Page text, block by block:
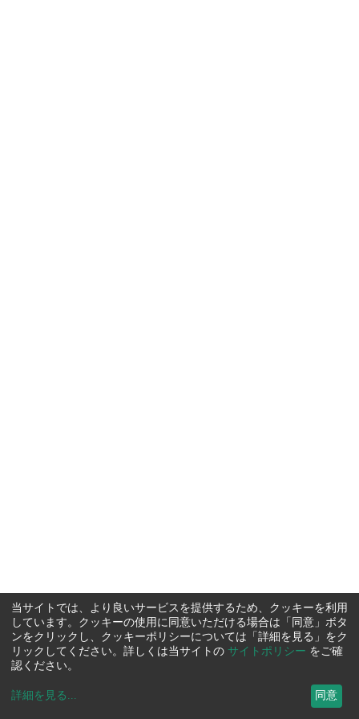
当サイトでは、より良いサービスを提供するため、クッキーを利用
しています。クッキーの使用に同意いただける場合は「同意」ボタ
ンをクリックし、クッキーポリシーについては「詳細を見る」をク
リックしてください。詳しくは当サイトの サイトポリシー をご確
認ください。
詳細を見る ... 同意